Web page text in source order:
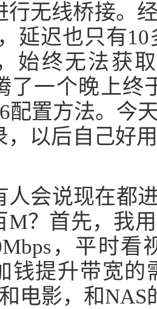
行无线桥接。
延迟也只有
始终无法获
了一个晚上终
配置方法。今
，以后自己好
说现在都进
M？首先，我
，平时
钱提升带宽
电影，和